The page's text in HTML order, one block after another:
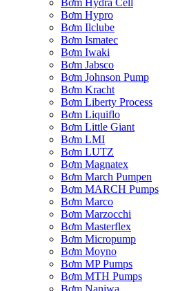
Bơm Hypro
Bơm Ilclube
Bơm Ismatec
Bơm Iwaki
Bơm Jabsco
Bơm Johnson Pump
Bơm Kracht
Bơm Liberty Process
Bơm Liquiflo
Bơm Little Giant
Bơm LMI
Bơm LUTZ
Bơm Magnatex
Bơm March Pumpen
Bơm MARCH Pumps
Bơm Marco
Bơm Marzocchi
Bơm Masterflex
Bơm Micropump
Bơm Moyno
Bơm MP Pumps
Bơm MTH Pumps
Bơm Naniwa